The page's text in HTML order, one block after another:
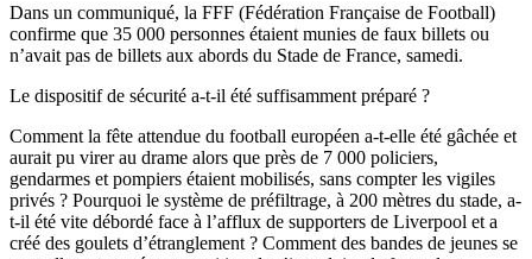
Dans un communiqué, la FFF (Fédération Française de Football)
confirme que 35 000 personnes étaient munies de faux billets ou
n’avait pas de billets aux abords du Stade de France, samedi.
Le dispositif de sécurité a-t-il été suffisamment préparé ?
Comment la fête attendue du football européen a-t-elle été gâchée et
aurait pu virer au drame alors que près de 7 000 policiers,
gendarmes et pompiers étaient mobilisés, sans compter les vigiles
privés ? Pourquoi le système de préfiltrage, à 200 mètres du stade, a-
t-il été vite débordé face à l’afflux de supporters de Liverpool et a
créé des goulets d’étranglement ? Comment des bandes de jeunes se